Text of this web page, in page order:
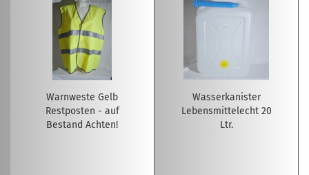
Warnweste Gelb
Restposten - auf
Bestand Achten!
Wasserkanister
Lebensmittelecht 20
Ltr.